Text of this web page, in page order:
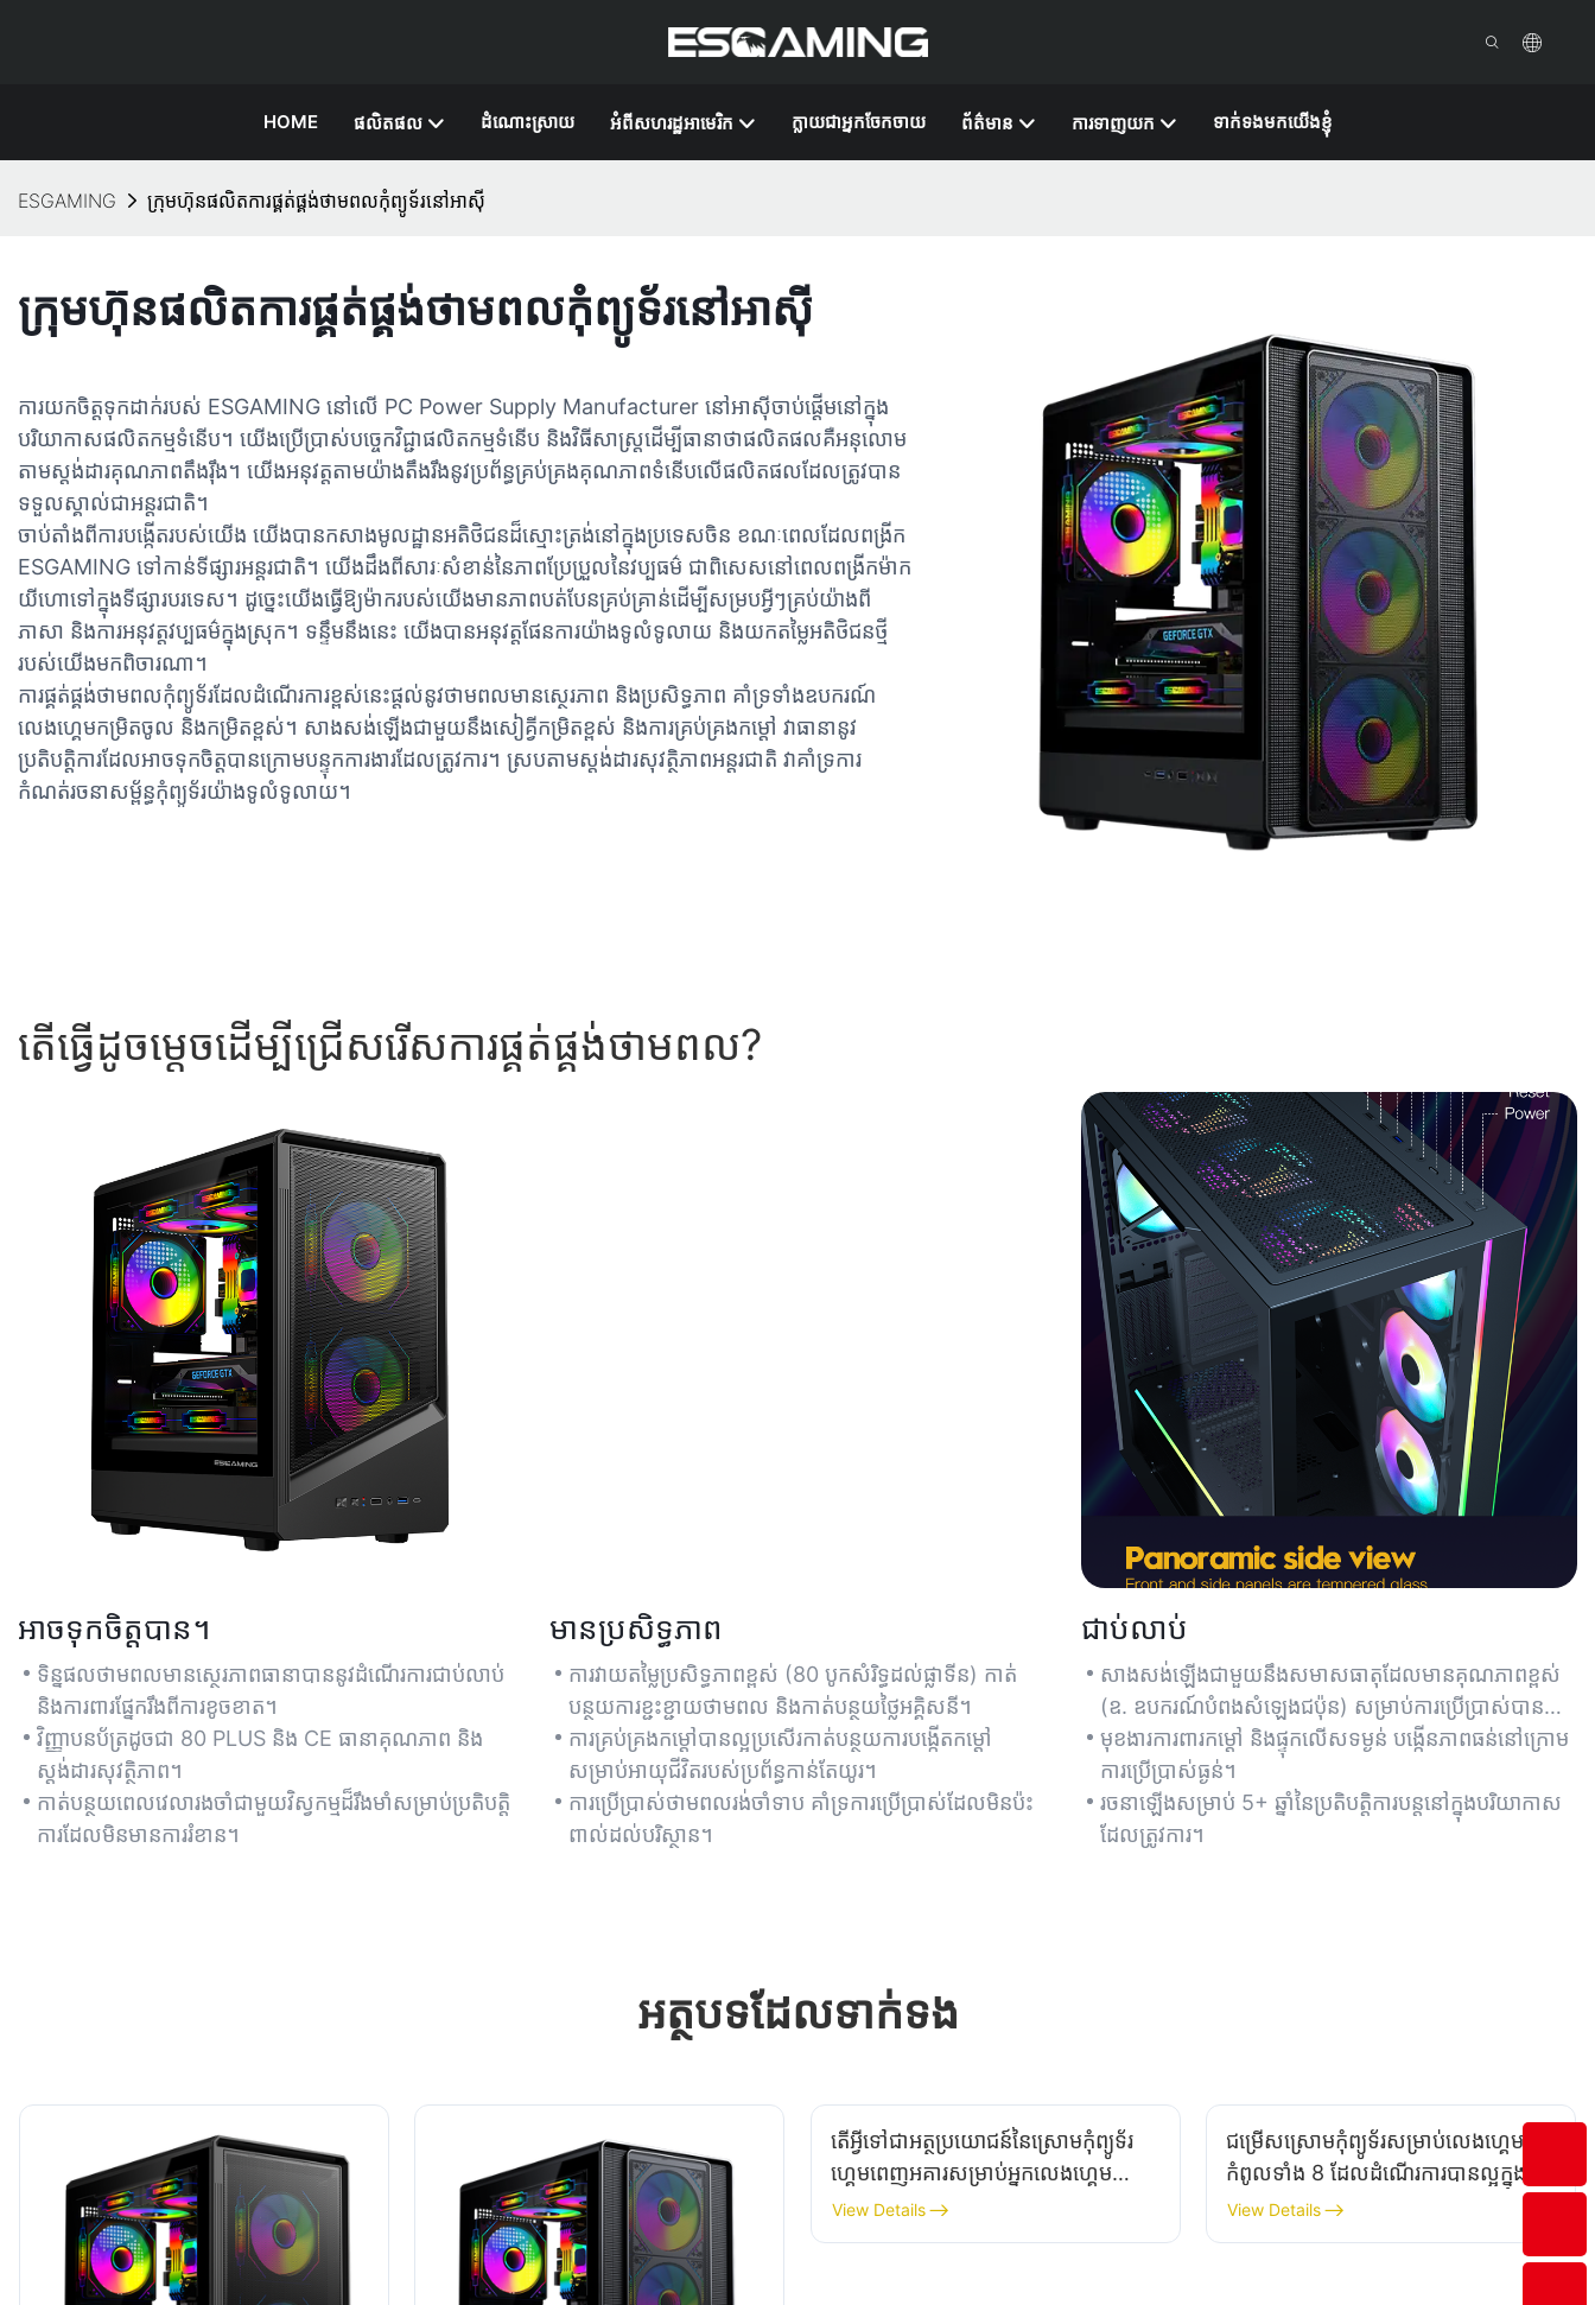
HOME ផលិតផល ដំណោះស្រាយ អំពី​សហរដ្ឋអាមេរិក ក្លាយជាអ្នកចែកចាយ ព័ត៌មាន ការទាញយក ទាក់ទងមកយើងខ្ញុំ
ESGAMING ក្រុមហ៊ុនផលិតការផ្គត់ផ្គង់ថាមពលកុំព្យូទ័រនៅអាស៊ី
ក្រុមហ៊ុនផលិតការផ្គត់ផ្គង់ថាមពលកុំព្យូទ័រនៅអាស៊ី
ការយកចិត្តទុកដាក់របស់ ESGAMING នៅលើ PC Power Supply Manufacturer នៅអាស៊ីចាប់ផ្តើមនៅក្នុង
បរិយាកាសផលិតកម្មទំនើប។ យើងប្រើប្រាស់បច្ចេកវិជ្ជាផលិតកម្មទំនើប និងវិធីសាស្រ្តដើម្បីធានាថាផលិតផលគឺអនុលោម
តាមស្តង់ដារគុណភាពតឹងរ៉ឹង។ យើងអនុវត្តតាមយ៉ាងតឹងរឹងនូវប្រព័ន្ធគ្រប់គ្រងគុណភាពទំនើបលើផលិតផលដែលត្រូវបាន
ទទួលស្គាល់ជាអន្តរជាតិ។
ចាប់តាំងពីការបង្កើតរបស់យើង យើងបានកសាងមូលដ្ឋានអតិថិជនដ៏ស្មោះត្រង់នៅក្នុងប្រទេសចិន ខណៈពេលដែលពង្រីក
ESGAMING ទៅកាន់ទីផ្សារអន្តរជាតិ។ យើងដឹងពីសារៈសំខាន់នៃភាពប្រែប្រួលនៃវប្បធម៌ ជាពិសេសនៅពេលពង្រីកម៉ាក
យីហោទៅក្នុងទីផ្សារបរទេស។ ដូច្នេះយើងធ្វើឱ្យម៉ាករបស់យើងមានភាពបត់បែនគ្រប់គ្រាន់ដើម្បីសម្របអ្វីៗគ្រប់យ៉ាងពី
ភាសា និងការអនុវត្តវប្បធម៌ក្នុងស្រុក។ ទន្ទឹមនឹងនេះ យើងបានអនុវត្តផែនការយ៉ាងទូលំទូលាយ និងយកតម្លៃអតិថិជនថ្មី
របស់យើងមកពិចារណា។
ការផ្គត់ផ្គង់ថាមពលកុំព្យូទ័រដែលដំណើរការខ្ពស់នេះផ្តល់នូវថាមពលមានស្ថេរភាព និងប្រសិទ្ធភាព គាំទ្រទាំងឧបករណ៍
លេងហ្គេមកម្រិតចូល និងកម្រិតខ្ពស់។ សាងសង់ឡើងជាមួយនឹងសៀគ្វីកម្រិតខ្ពស់ និងការគ្រប់គ្រងកម្ដៅ វាធានានូវ
ប្រតិបត្តិការដែលអាចទុកចិត្តបានក្រោមបន្ទុកការងារដែលត្រូវការ។ ស្របតាមស្តង់ដារសុវត្ថិភាពអន្តរជាតិ វាគាំទ្រការ
កំណត់រចនាសម្ព័ន្ធកុំព្យូទ័រយ៉ាងទូលំទូលាយ។
តើធ្វើដូចម្តេចដើម្បីជ្រើសរើសការផ្គត់ផ្គង់ថាមពល?
អាចទុកចិត្តបាន។
ទិន្នផលថាមពលមានស្ថេរភាពធានាបាននូវដំណើរការជាប់លាប់
និងការពារផ្នែករឹងពីការខូចខាត។
វិញ្ញាបនប័ត្រដូចជា 80 PLUS និង CE ធានាគុណភាព និង
ស្តង់ដារសុវត្ថិភាព។
កាត់បន្ថយពេលវេលារងចាំជាមួយវិស្វកម្មដ៏រឹងមាំសម្រាប់ប្រតិបត្តិ
ការដែលមិនមានការរំខាន។
មានប្រសិទ្ធភាព
ការវាយតម្លៃប្រសិទ្ធភាពខ្ពស់ (80 បូកសំរិទ្ធដល់ផ្លាទីន) កាត់
បន្ថយការខ្ជះខ្ជាយថាមពល និងកាត់បន្ថយថ្លៃអគ្គិសនី។
ការ​គ្រប់​គ្រង​កម្ដៅ​បាន​ល្អ​ប្រសើរ​កាត់​បន្ថយ​ការ​បង្កើត​កម្ដៅ​
សម្រាប់​អាយុ​ជីវិត​របស់​ប្រព័ន្ធ​កាន់​តែ​យូរ។
ការប្រើប្រាស់ថាមពលរង់ចាំទាប គាំទ្រការប្រើប្រាស់ដែលមិនប៉ះ
ពាល់ដល់បរិស្ថាន។
ជាប់លាប់
សាងសង់ឡើងជាមួយនឹងសមាសធាតុដែលមានគុណភាពខ្ពស់
(ឧ. ឧបករណ៍បំពងសំឡេងជប៉ុន) សម្រាប់ការប្រើប្រាស់បាន
យូរ។
មុខងារការពារកម្ដៅ និងផ្ទុកលើសទម្ងន់ បង្កើនភាពធន់នៅក្រោម
ការប្រើប្រាស់ធ្ងន់។
រចនាឡើងសម្រាប់ 5+ ឆ្នាំនៃប្រតិបត្តិការបន្តនៅក្នុងបរិយាកាស
ដែលត្រូវការ។
អត្ថបទ​ដែល​ទាក់ទង
តើ​អ្វី​ទៅ​ជា​អត្ថប្រយោជន៍​នៃ​ស្រោម​កុំព្យូទ័រ​
ហ្គេម​ពេញ​អគារ​សម្រាប់​អ្នក​លេងហ្គេម​
ធ្ងន់ធ្ងរ?​
View Details
ជម្រើស​ស្រោម​កុំព្យូទ័រ​សម្រាប់​លេង​ហ្គេម​
កំពូល​ទាំង 8 ដែល​ដំណើរការ​បាន​ល្អ​ក្នុង​
បន្ទប់​តូចៗ
View Details